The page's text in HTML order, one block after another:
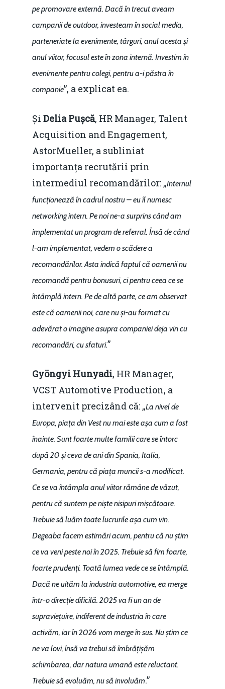
pe promovare externă. Dacă în trecut aveam
campanii de outdoor, investeam în social media,
parteneriate la evenimente, târguri, anul acesta și
anul viitor, focusul este în zona internă. Investim în
evenimente pentru colegi, pentru a-i păstra în
companie”, a explicat ea.
Și Delia Pușcă, HR Manager, Talent
Acquisition and Engagement,
AstorMueller, a subliniat
importanța recrutării prin
intermediul recomandărilor: „Internul
funcționează în cadrul nostru – eu îl numesc
networking intern. Pe noi ne-a surprins când am
implementat un program de referral. Însă de când
l-am implementat, vedem o scădere a
recomandărilor. Asta indică faptul că oamenii nu
recomandă pentru bonusuri, ci pentru ceea ce se
întâmplă intern. Pe de altă parte, ce am observat
este că oamenii noi, care nu și-au format cu
adevărat o imagine asupra companiei deja vin cu
recomandări, cu sfaturi.”
Gyöngyi Hunyadi, HR Manager,
VCST Automotive Production, a
intervenit precizând că: „La nivel de
Europa, piața din Vest nu mai este așa cum a fost
înainte. Sunt foarte multe familii care se întorc
după 20 și ceva de ani din Spania, Italia,
Germania, pentru că piața muncii s-a modificat.
Ce se va întâmpla anul viitor rămâne de văzut,
pentru că suntem pe niște nisipuri mișcătoare.
Trebuie să luăm toate lucrurile așa cum vin.
Degeaba facem estimări acum, pentru că nu știm
ce va veni peste noi în 2025. Trebuie să fim foarte,
foarte prudenți. Toată lumea vede ce se întâmplă.
Dacă ne uităm la industria automotive, ea merge
într-o direcție dificilă. 2025 va fi un an de
supraviețuire, indiferent de industria în care
activăm, iar în 2026 vom merge în sus. Nu știm ce
ne va lovi, însă va trebui să îmbrățișăm
schimbarea, dar natura umană este reluctant.
Trebuie să evoluăm, nu să involuăm.”